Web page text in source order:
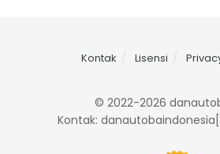
Kontak Lisensi
© 2022-2026
Kontak: